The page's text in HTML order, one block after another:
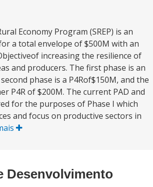
Economy Program (SREP) is an
a total envelope of $500M with an
increasing the resilience of
and producers. The first phase is an
phase is a P4Rof$150M, and the
P4R of $200M. The current PAD and
for the purposes of Phase I which
and focus on productive sectors in
Desenvolvimento